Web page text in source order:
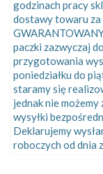
godzinach pracy
dostawy towaru za
paczki zazwyczaj
przygotowania
poniedziałku do
staramy się
jednak nie
wysyłki
Deklarujemy
roboczych od dnia